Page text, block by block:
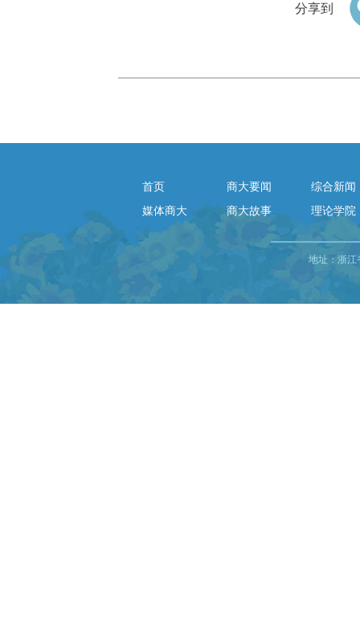
分享到
首页 商大要闻
综合新闻
媒体商大
商大故事 理论学院
地址：浙